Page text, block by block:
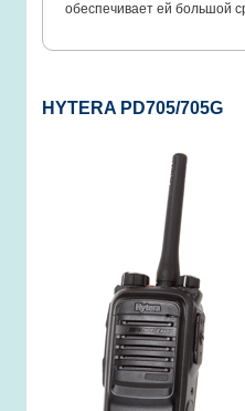
обеспечивает ей большой
HYTERA PD705/705G